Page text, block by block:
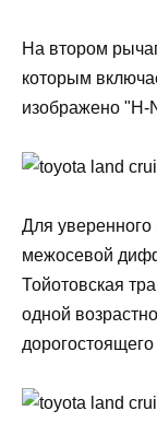
На втором
которым
изображено "H-
Для
межосевой
Тойотовская
одной